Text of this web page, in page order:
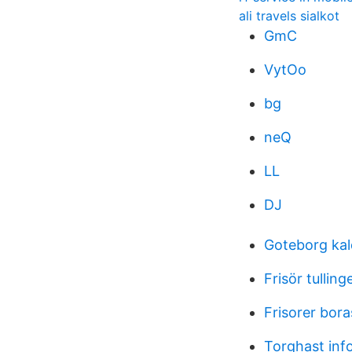
ali travels sialkot
GmC
VytOo
bg
neQ
LL
DJ
Goteborg
Frisör
Frisorer
Torghast